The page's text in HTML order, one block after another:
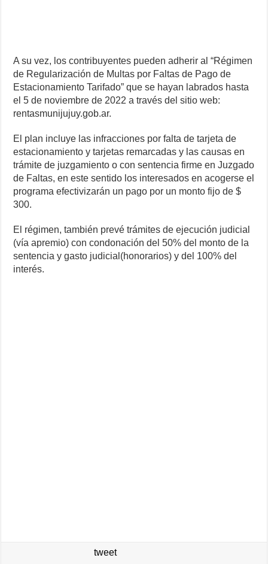
A su vez, los contribuyentes pueden adherir al “Régimen
de Regularización de Multas por Faltas de Pago de
Estacionamiento Tarifado” que se hayan labrados hasta
el 5 de noviembre de 2022 a través del sitio web:
rentasmunijujuy.gob.ar.
El plan incluye las infracciones por falta de tarjeta de
estacionamiento y tarjetas remarcadas y las causas en
trámite de juzgamiento o con sentencia firme en Juzgado
de Faltas, en este sentido los interesados en acogerse el
programa efectivizarán un pago por un monto fijo de $
300.
El régimen, también prevé trámites de ejecución judicial
(vía apremio) con condonación del 50% del monto de la
sentencia y gasto judicial(honorarios) y del 100% del
interés.
tweet